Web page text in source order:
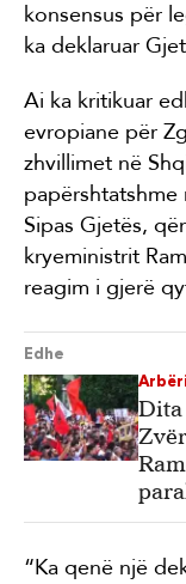
konsensus për
ka deklaruar
Ai ka kritikuar
evropiane për
zhvillimet në
Sipas Gjetës,
kryeministrit
reagim i gjerë
Edhe
Arbëri
Dita
“Ka qenë një